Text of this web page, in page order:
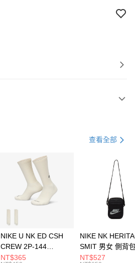
21家銀行
第一商業銀行
彰化商業銀行
查看全部
NIKE U NK ED CSH
CREW 2P-144
EMBRDY 男女 短統襪
NT$365
NIKE NK
SMIT 男女 側背
BA5871010
NT$527